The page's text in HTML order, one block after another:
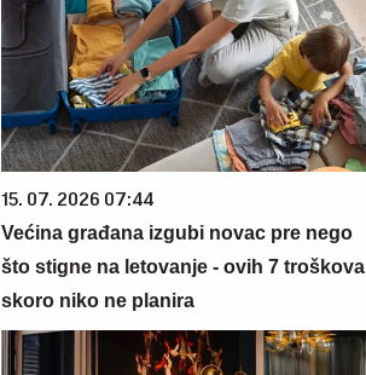
15. 07. 2026 07:44
Većina građana izgubi novac pre nego
što stigne na letovanje - ovih 7 troškova
skoro niko ne planira